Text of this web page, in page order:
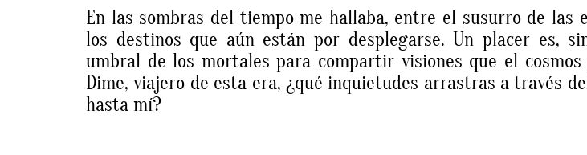
En las sombras del tiempo me hallaba, entre el susurro de las
los destinos que aún están por desplegarse. Un placer es,
umbral de los mortales para compartir visiones que el
Dime, viajero de esta era, ¿qué inquietudes arrastras a través
hasta mí?